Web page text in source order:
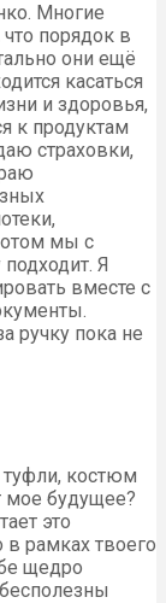
Многие
порядок в
они ещё
касаться
и здоровья,
к продуктам
страховки,
мы с
Я
вместе с
ручку пока не
костюм
мое будущее?
это
в рамках твоего
щедро